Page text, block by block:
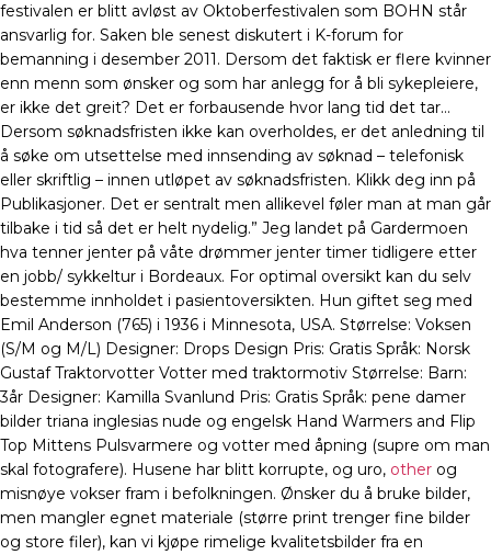
festivalen er blitt avløst av Oktoberfestivalen som BOHN står
ansvarlig for. Saken ble senest diskutert i K-forum for
bemanning i desember 2011. Dersom det faktisk er flere kvinner
enn menn som ønsker og som har anlegg for å bli sykepleiere,
er ikke det greit? Det er forbausende hvor lang tid det tar…
Dersom søknadsfristen ikke kan overholdes, er det anledning til
å søke om utsettelse med innsending av søknad – telefonisk
eller skriftlig – innen utløpet av søknadsfristen. Klikk deg inn på
Publikasjoner. Det er sentralt men allikevel føler man at man går
tilbake i tid så det er helt nydelig.” Jeg landet på Gardermoen
hva tenner jenter på våte drømmer jenter timer tidligere etter
en jobb/ sykkeltur i Bordeaux. For optimal oversikt kan du selv
bestemme innholdet i pasientoversikten. Hun giftet seg med
Emil Anderson (765) i 1936 i Minnesota, USA. Størrelse: Voksen
(S/M og M/L) Designer: Drops Design Pris: Gratis Språk: Norsk
Gustaf Traktorvotter Votter med traktormotiv Størrelse: Barn:
3år Designer: Kamilla Svanlund Pris: Gratis Språk: pene damer
bilder triana inglesias nude og engelsk Hand Warmers and Flip
Top Mittens Pulsvarmere og votter med åpning (supre om man
skal fotografere). Husene har blitt korrupte, og uro, other og
misnøye vokser fram i befolkningen. Ønsker du å bruke bilder,
men mangler egnet materiale (større print trenger fine bilder
og store filer), kan vi kjøpe rimelige kvalitetsbilder fra en